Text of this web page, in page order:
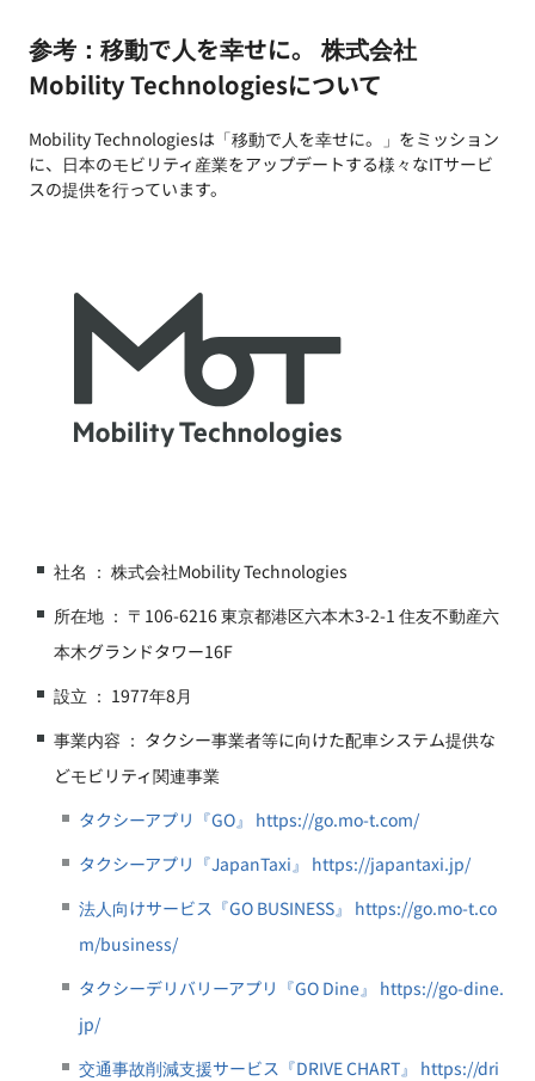
参考：移動で人を幸せに。 株式会社
Mobility Technologiesについて
Mobility Technologiesは「移動で人を幸せに。」をミッション
に、日本のモビリティ産業をアップデートする様々なITサービ
スの提供を行っています。
社名 ： 株式会社Mobility Technologies
所在地 ： 〒106-6216 東京都港区六本木3-2-1 住友不動産六
本木グランドタワー16F
設立 ： 1977年8月
事業内容 ： タクシー事業者等に向けた配車システム提供な
どモビリティ関連事業
タクシーアプリ『GO』 https://go.mo-t.com/
タクシーアプリ『JapanTaxi』 https://japantaxi.jp/
法人向けサービス『GO BUSINESS』 https://go.mo-t.co
m/business/
タクシーデリバリーアプリ『GO Dine』 https://go-dine.
jp/
交通事故削減支援サービス『DRIVE CHART』 https://dri